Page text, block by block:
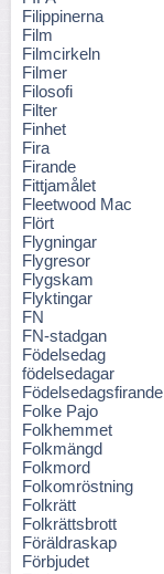
Filippinerna
Film
Filmcirkeln
Filmer
Filosofi
Filter
Finhet
Fira
Firande
Fittjamålet
Fleetwood Mac
Flört
Flygningar
Flygresor
Flygskam
Flyktingar
FN
FN-stadgan
Födelsedag
födelsedagar
Födelsedagsfirande
Folke Pajo
Folkhemmet
Folkmängd
Folkmord
Folkomröstning
Folkrätt
Folkrättsbrott
Föräldraskap
Förbjudet